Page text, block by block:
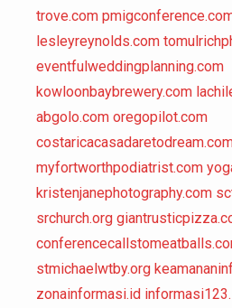
trove.com
lesleyreynolds.com
eventfulweddingplanning.com
kowloonbaybrewery.com
abgolo.com oregopilot.com
myfortworthpodiatrist.com
kristenjanephotography.com
srchurch.org
stmichaelwtby.org
zonainformasi.id